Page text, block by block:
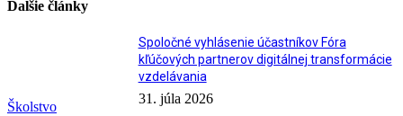
Ďalšie články
Školstvo
Spoločné vyhlásenie účastníkov Fóra
kľúčových partnerov digitálnej transformácie
vzdelávania
31. júla 2026